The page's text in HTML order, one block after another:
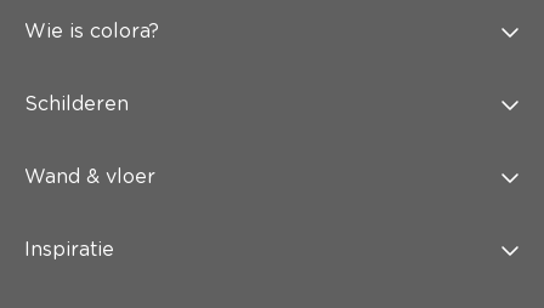
Wie is colora?
Schilderen
Wand & vloer
Inspiratie